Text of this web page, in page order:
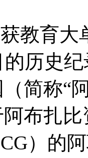
教育大
历史
简称“
布扎比
）的